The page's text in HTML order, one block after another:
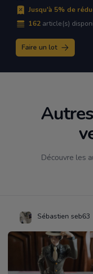
Jusqu'à 5% de
162 article(s)
Faire un lot
Découvre les
Sébastien seb63